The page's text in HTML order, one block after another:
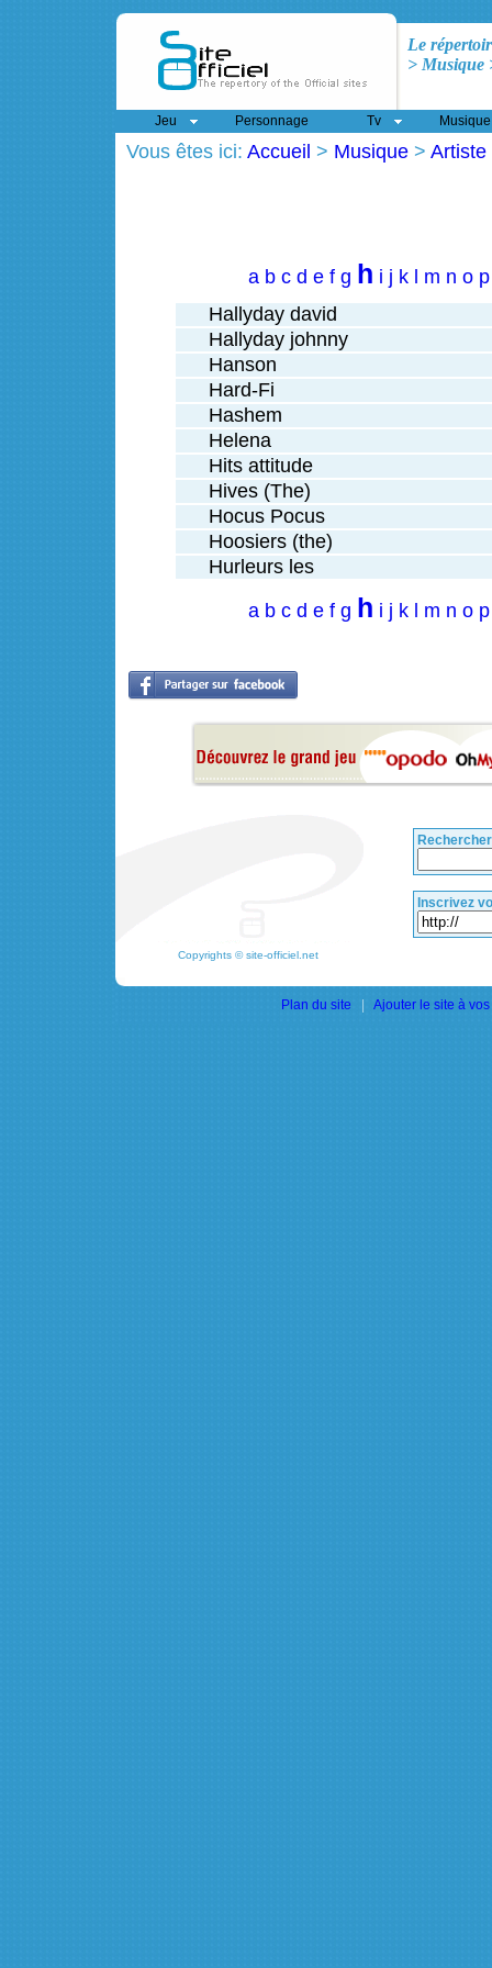
Le
> Musique
Vous êtes ici: Accueil > Musique > Artiste
a b c d e f g h i j k m n o p
Hallyday david
Hallyday johnny
Hanson
Hard-Fi
Hashem
Helena
Hits attitude
Hives (The)
Hocus Pocus
Hoosiers (the)
Hurleurs les
a b c d e f g h i j k m n o p
Copyrights © site-officiel.net
Inscrivez
Plan du site Ajouter le site à
Jeu Personnage Tv Musique